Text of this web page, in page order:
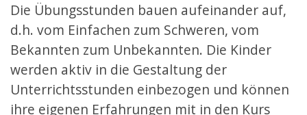
Die Übungsstunden bauen aufeinander auf,
d.h. vom Einfachen zum Schweren, vom
Bekannten zum Unbekannten. Die Kinder
werden aktiv in die Gestaltung der
Unterrichtsstunden einbezogen und können
ihre eigenen Erfahrungen mit in den Kurs